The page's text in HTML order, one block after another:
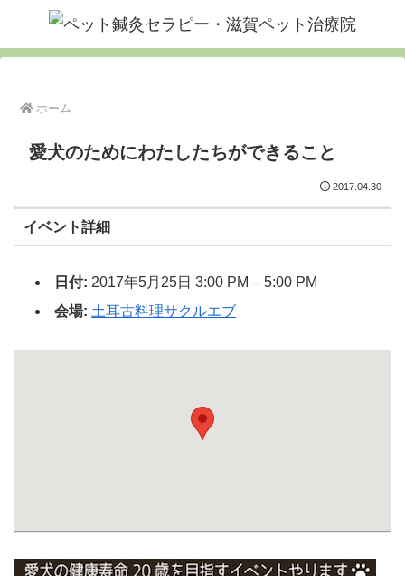
ホーム
愛犬のためにわたしたちができること
2017.04.30
イベント詳細
日付: 2017年5月25日 3:00 PM –5:00 PM
会場: 土耳古料理サクルエブ